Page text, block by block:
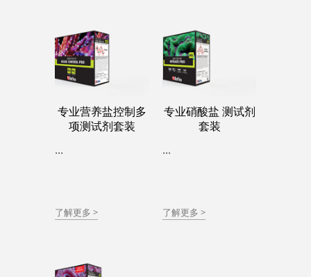
专业营养盐控制多
项测试剂套装
...
了解更多 >
专业硝酸盐 测试剂
套装
...
了解更多 >